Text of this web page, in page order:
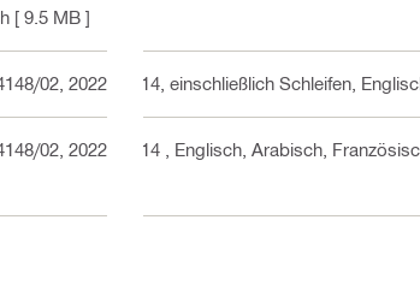
[ 9.5 MB ]
02, 2022-11-14, einschließlich Schleifen ,
02, 2022-11-14
, Englisch, Arabisch,